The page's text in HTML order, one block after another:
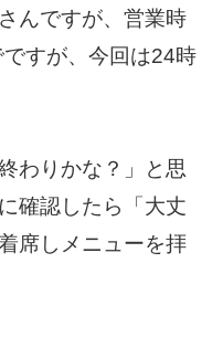
さんですが、営業時
すが、今回は24時
わりかな？」と思
確認したら「大丈
席しメニューを拝